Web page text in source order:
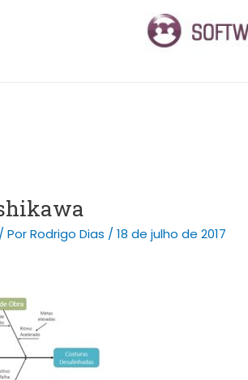
/ PorRodrigo Dias /18 de julho de 2017